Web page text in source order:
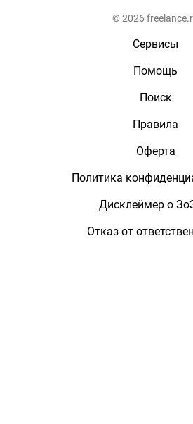
© 2026
Сервисы
Помощь
Поиск
Правила
Оферта
Политика
Дисклеймер о
Отказ от